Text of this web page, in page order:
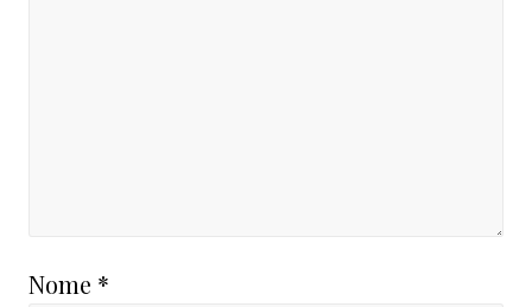
Nome *